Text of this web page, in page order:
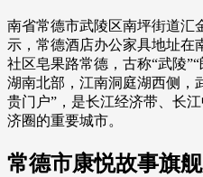
南省常德市武陵区南坪街道汇
示，常德酒店办公家具地址在
社区皂果路常德，古称“武陵
湖南北部，江南洞庭湖西侧，
贵门户”，是长江经济带、长
济圈的重要城市。
常德市康悦故事旗